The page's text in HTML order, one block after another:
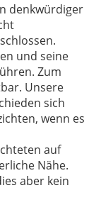
denkwürdiger
und seine
Zum
Unsere
sich
wenn es
auf
Nähe.
aber kein